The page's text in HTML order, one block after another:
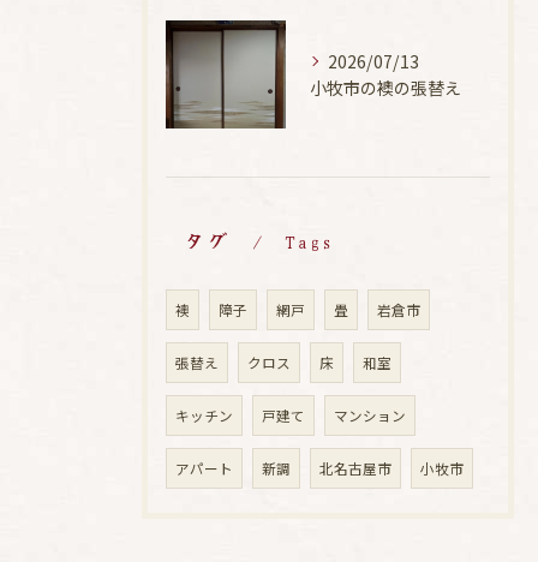
2026/07/13
小牧市の襖の張替え
タグ Tags
襖 障子 網戸 畳 岩倉市
張替え クロス 床 和室
キッチン 戸建て マンション
アパート 新調 北名古屋市 小牧市